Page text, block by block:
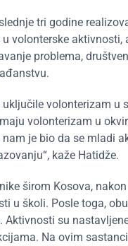
tri godine
volonterske
problema,
volonterizam
volonterizam u
je bio da se mladi
kaže Hatidže.
širom Kosova,
u školi. Posle toga,
su
Na ovim